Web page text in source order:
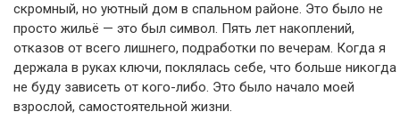
скромный, но уютный дом в спальном районе. Это было не
просто жильё — это был символ. Пять лет накоплений,
отказов от всего лишнего, подработки по вечерам. Когда я
держала в руках ключи, поклялась себе, что больше никогда
не буду зависеть от кого-либо. Это было начало моей
взрослой, самостоятельной жизни.